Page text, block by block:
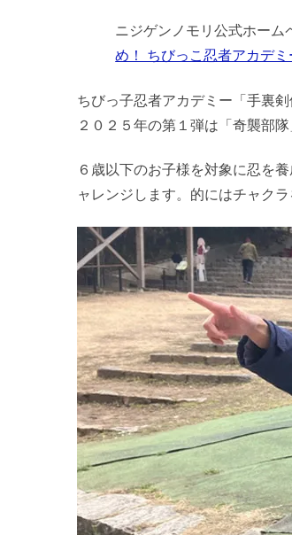
ニジゲンノモリ公式ホーム
め！ ちびっこ忍者アカデ
ちびっ子忍者アカデミー「手裏
２０２５年の第１弾は「奇襲部
６歳以下のお子様を対象に忍を
ャレンジします。的にはチャク